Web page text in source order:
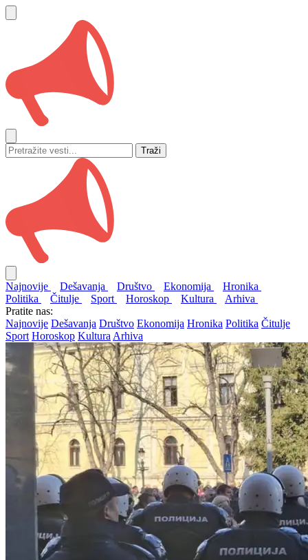
Traži
Najnovije Dešavanja Društvo Ekonomija
Hronika
Politika
Čitulje Sport Horoskop Kultura
Arhiva
Pratite nas:
Najnovije Dešavanja Društvo Ekonomija Hronika Politika Čitulje
Sport Horoskop Kultura Arhiva